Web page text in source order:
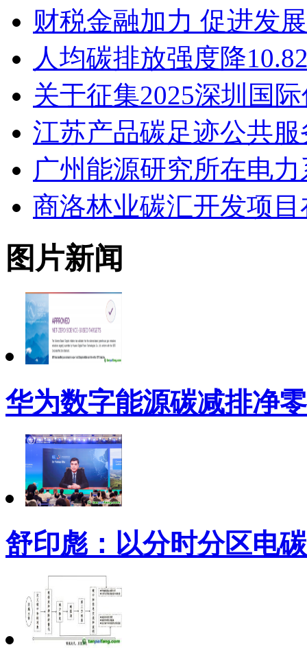
财税金融加力 促进发
人均碳排放强度降
关于征集2025深圳国
江苏产品碳足迹公共
广州能源研究所在电
商洛林业碳汇开发项
图片新闻
华为数字能源碳减排净
舒印彪：以分时分区电